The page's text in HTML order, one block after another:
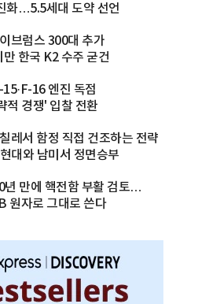
화…5.5세대 도약 선언
브럼스 300대 추가
한국 K2 수주 굳건
16 엔진 독점
경쟁' 입찰 전환
레서 함정 직접 건조하는 전략
대와 남미서 정면승부
년 만에 핵전함 부활 검토…
원자로 그대로 쓴다